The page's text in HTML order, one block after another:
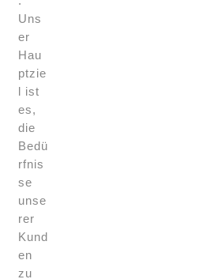
Uns
er
Hau
ptzie
l ist
es,
die
Bedü
rfnis
se
unse
rer
Kund
en
zu